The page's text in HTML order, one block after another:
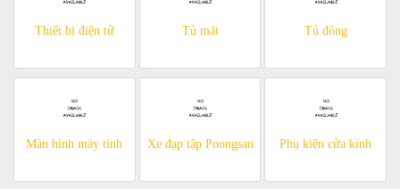
Thiết bị điện tử Tủ mát Tủ đông
Màn hình máy tính Xe đạp tập Poongsan Phụ kiện cửa kính